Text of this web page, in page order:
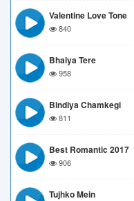
Valentine Love Tone
840
Bhaiya Tere
958
Bindiya Chamkegi
811
Best Romantic 2017
906
Tujhko Mein